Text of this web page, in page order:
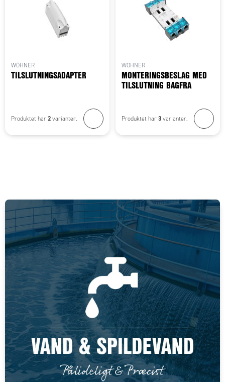
WÖHNER
TILSLUTNINGSADAPTER
Produktet har 2 varianter.
WÖHNER
MONTERINGSBESLAG MED
TILSLUTNING BAGFRA
Produktet har 3 varianter.